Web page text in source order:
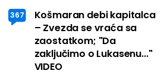
367
Košmaran debi kapitalca
– Zvezda se vraća sa
zaostatkom; "Da
zaključimo o Lukasenu..."
VIDEO